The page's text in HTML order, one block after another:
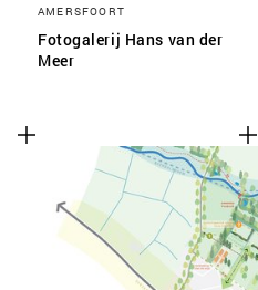
AMERSFOORT
Fotogalerij Hans van der
Meer